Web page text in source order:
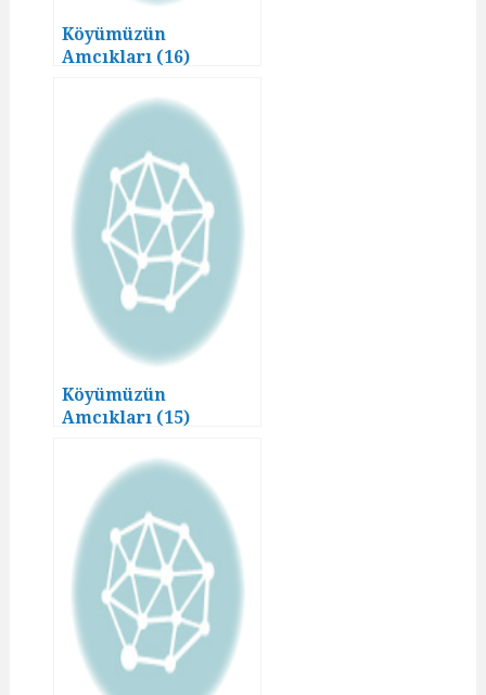
Köyümüzün
Amcıkları (16)
Köyümüzün
Amcıkları (15)